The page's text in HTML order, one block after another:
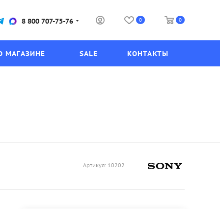
8 800 707-75-76 0 0
МАГАЗИНЕ SALE КОНТАКТЫ
Артикул: 10202